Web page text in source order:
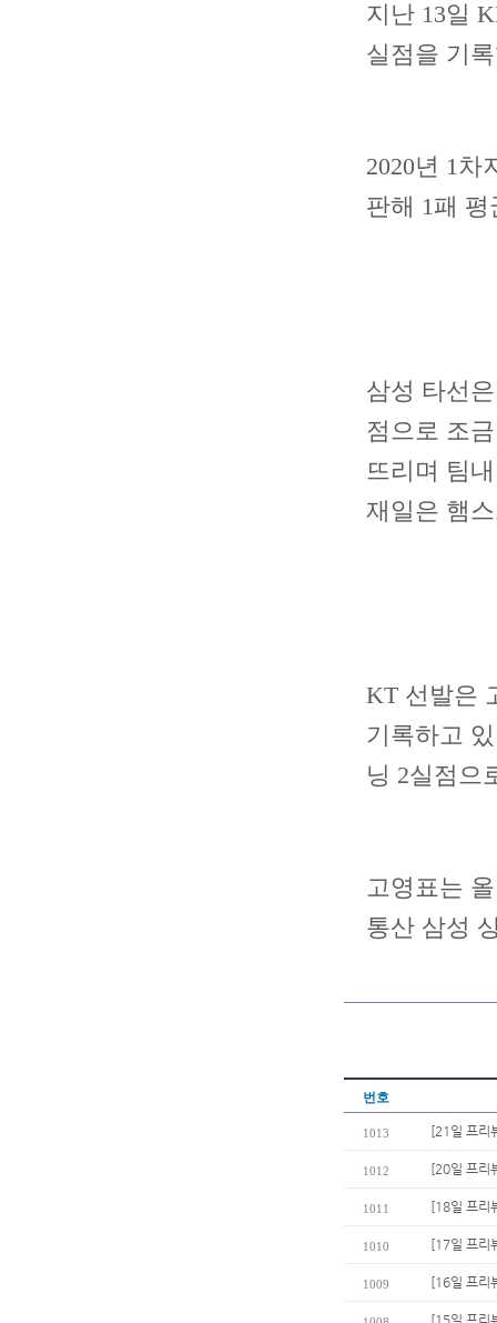
지난 13일
실점을 기
2020년 1차
판해 1패 평
삼성 타선
점으로 조
뜨리며 팀
재일은 햄
KT 선발은
기록하고
닝 2실점으
고영표는
통산 삼성
번호
1013 [21일 프리
1012 [20일 프리
1011 [18일 프리
1010 [17일 프리
1009 [16일 프리
[15일 프리